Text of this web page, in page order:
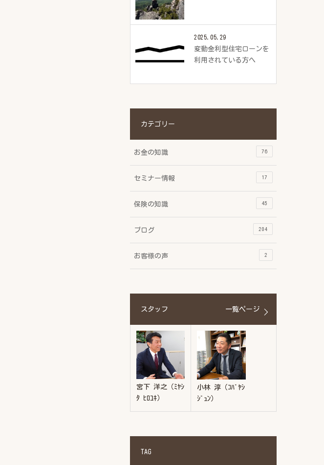
2025.05.29
変動金利型住宅ローンを
利用されている方へ
カテゴリー
お金の知識 76
セミナー情報 17
保険の知識 45
ブログ 204
お客様の声 2
スタッフ 一覧ページ
宮下 洋之（ﾐﾔｼ
ﾀ ﾋﾛﾕｷ）
小林 淳（ｺﾊﾞﾔｼ
ｼﾞｭﾝ）
TAG